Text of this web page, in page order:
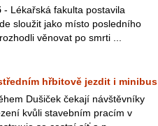
- Lékařská fakulta postavila
sloužit jako místo posledního
věnovat po smrti ...
hřbitově jezdit i minibus
Dušiček čekají návštěvníky
kvůli stavebním pracím v